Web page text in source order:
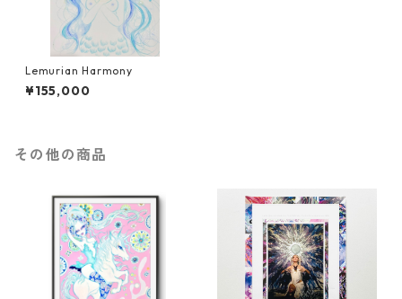
Lemurian Harmony
¥155,000
その他の商品